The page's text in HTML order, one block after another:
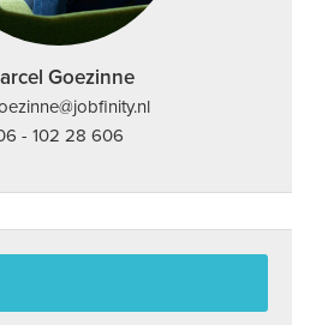
Goezinne
- 102 28 606